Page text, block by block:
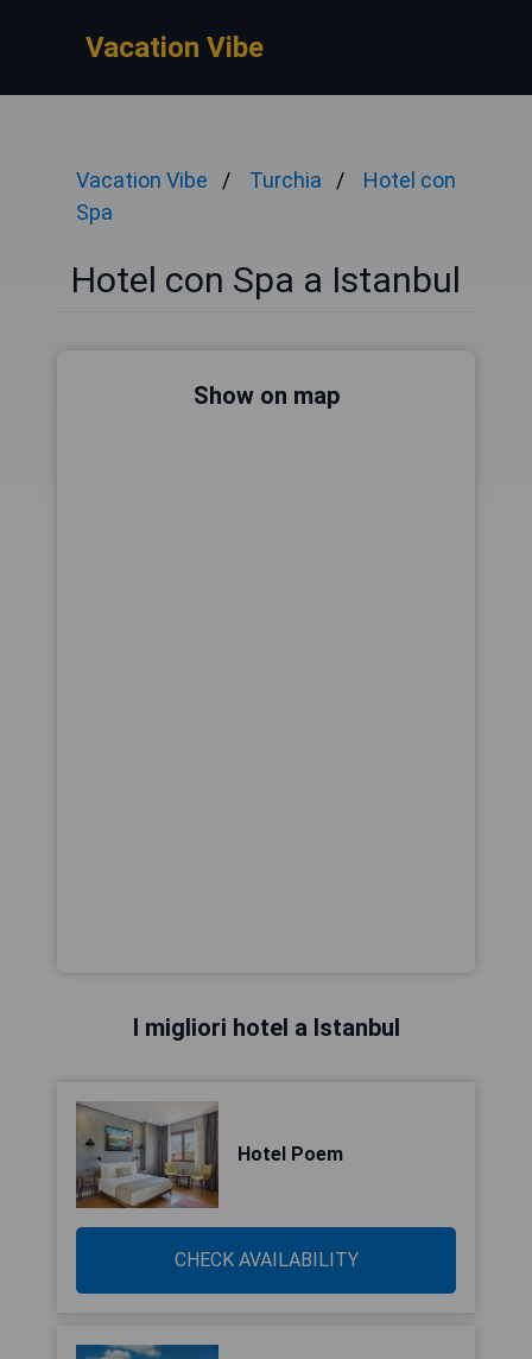
Vacation Vibe
Vacation Vibe Turchia
Hotel con
Spa
Hotel con Spa a Istanbul
Show on map
I migliori hotel a Istanbul
Hotel Poem
CHECK AVAILABILITY